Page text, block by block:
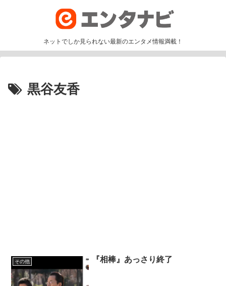
ネットでしか見られない最新のエンタメ情報満載！
黒谷友香
その他 『相棒』あっさり終了